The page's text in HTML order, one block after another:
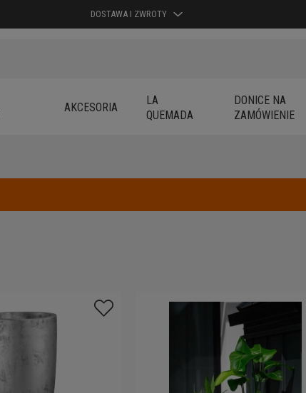
DOSTAWA I ZWROTY
AKCESORIA
LA
QUEMADA
DONICE NA
ZAMÓWIENIE